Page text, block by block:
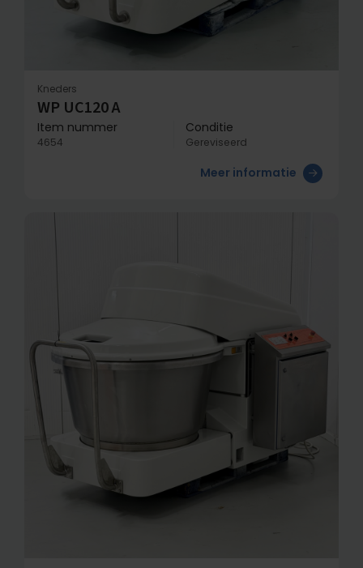
Kneders
WP UC120 A
Item nummer
4654
Conditie
Gereviseerd
Meer informatie